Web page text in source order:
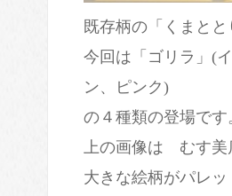
既存柄の「くまと
今回は「ゴリラ」(
ン、ピンク)
の４種類の登場です
上の画像は むす美
大きな絵柄がパレ